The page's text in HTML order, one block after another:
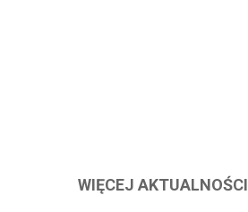
WIĘCEJ AKTUALNOŚCI